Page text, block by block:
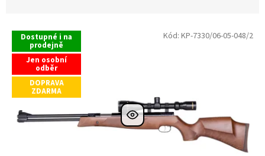
pV
p
p
Dostupné i na
prodejně
Jen osobní
odběr
DOPRAVA
ZDARMA
Kód: KP-7330/06-05-048/2